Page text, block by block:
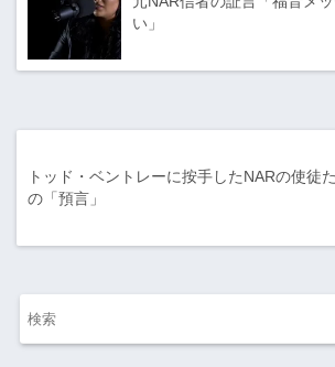
い」
トッド・ベントレーに按手したNARの使徒
の「預言」